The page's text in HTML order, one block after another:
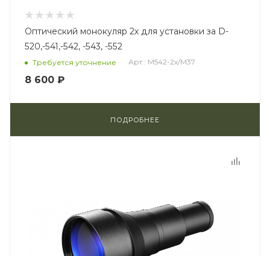
Оптический монокуляр 2х для установки за D-
520,-541,-542, -543, -552
Требуется уточнение Арт.: M542-2x/M37
8 600 ₽
ПОДРОБНЕЕ